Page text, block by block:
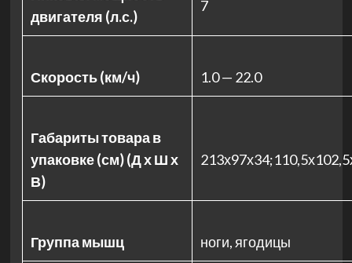
двигателя (л.с.)
7
Скорость (км/ч) 1.0 — 22.0
Габариты товара в
упаковке (см) (Д х Ш х
В)
Группа мышц ноги, ягодицы